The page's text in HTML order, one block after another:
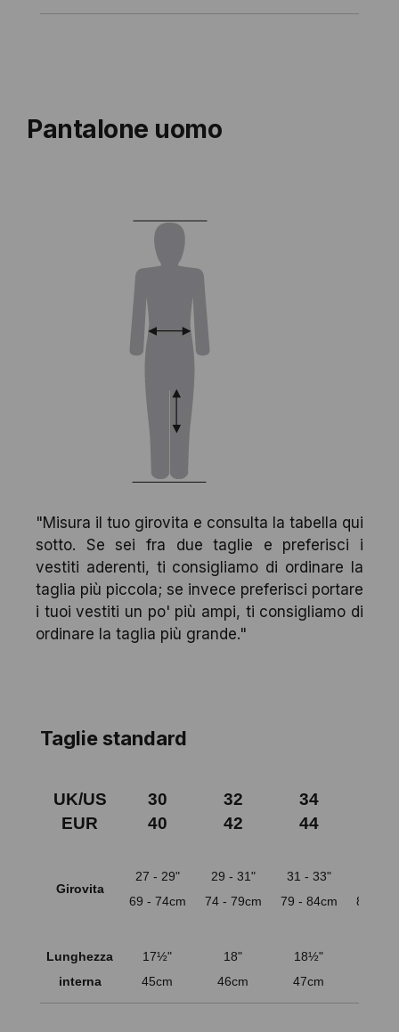
Pantalone uomo
"Misura il tuo girovita e consulta la tabella qui
sotto. Se sei fra due taglie e preferisci i
vestiti aderenti, ti consigliamo di ordinare la
taglia più piccola; se invece preferisci portare
i tuoi vestiti un po' più ampi, ti consigliamo di
ordinare la taglia più grande."
Taglie standard
UK/US
EUR
30
40
32
42
34
44
Girovita
27 - 29"
69 - 74cm
29 - 31"
74 - 79cm
31 - 33"
79 - 84cm
84 -
Lunghezza
interna
17½"
45cm
18"
46cm
18½"
47cm